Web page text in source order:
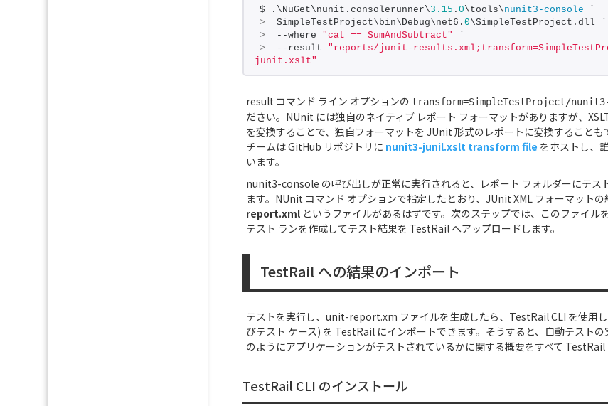
$ .\NuGet\nunit.consolerunner\3.15 .0\tools\nunit3-console `
>
  SimpleTestProject\bin\Debug\net6.
0\SimpleTestProject.dll `
>
  --where
"cat == SumAndSubtract"
`
>
  --result
"reports/junit-
junit.xslt"
result コマンド ライン オプションの transform=SimpleTestProject/
ださい。NUnit には独自のネイティブ レポート フォーマットがありますが、
を変換することで、独自フォーマットを JUnit 形式のレポートに変換すること
チームは GitHub リポジトリに nunit3-junil.xslt transform file をホストし、
います。
nunit3-console の呼び出しが正常に実行されると、レポート フォルダーにテス
ます。NUnit コマンド オプションで指定したとおり、JUnit XML フォーマットの
report.xml というファイルがあるはずです。次のステップでは、このファイル
テスト ランを作成してテスト結果を TestRail へアップロードします。
TestRail への結果のインポート
テストを実行し、unit-report.xm ファイルを生成したら、TestRail CLI を使用
びテスト ケース) を TestRail にインポートできます。そうすると、自動テスト
のようにアプリケーションがテストされているかに関する概要をすべて TestRail
TestRail CLI のインストール